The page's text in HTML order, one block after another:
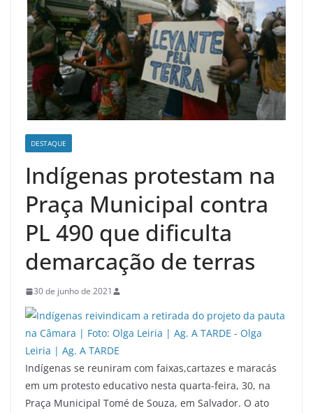
DESTAQUE
Indígenas protestam na
Praça Municipal contra
PL 490 que dificulta
demarcação de terras
30 de junho de 2021
Indígenas se reuniram com faixas,cartazes e maracás
em um protesto educativo nesta quarta-feira, 30, na
Praça Municipal Tomé de Souza, em Salvador. O ato